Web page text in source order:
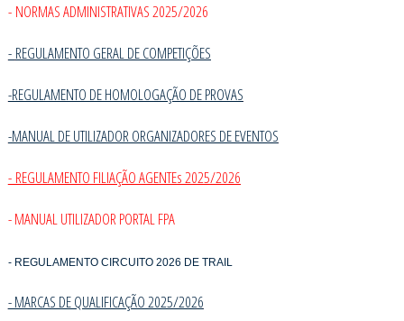
- NORMAS ADMINISTRATIVAS 2025/2026
- REGULAMENTO GERAL DE COMPETIÇÕES
-REGULAMENTO DE HOMOLOGAÇÃO DE PROVAS
-MANUAL DE UTILIZADOR ORGANIZADORES DE EVENTOS
- REGULAMENTO FILIAÇÃO AGENTEs 2025/2026
- MANUAL UTILIZADOR PORTAL FPA
- REGULAMENTO CIRCUITO 2026 DE TRAIL
- MARCAS DE QUALIFICAÇÃO 2025/2026